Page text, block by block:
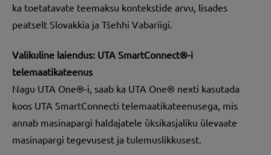
ka toetatavate teemaksu kontekstide arvu, lisades
peatselt Slovakkia ja Tšehhi Vabariigi.
Valikuline laiendus: UTA SmartConnect®-i
telemaatikateenus
Nagu UTA One®-i, saab ka UTA One® nexti kasutada
koos UTA SmartConnecti telemaatikateenusega, mis
annab masinapargi haldajatele üksikasjaliku ülevaate
masinapargi tegevusest ja tulemuslikkusest.